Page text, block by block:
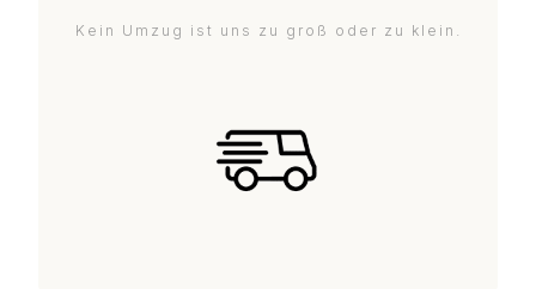
Kein Umzug ist uns zu groß oder zu klein.